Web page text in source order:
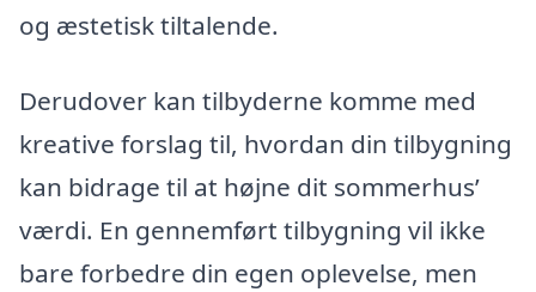
og æstetisk tiltalende.
Derudover kan tilbyderne komme med
kreative forslag til, hvordan din tilbygning
kan bidrage til at højne dit sommerhus’
værdi. En gennemført tilbygning vil ikke
bare forbedre din egen oplevelse, men